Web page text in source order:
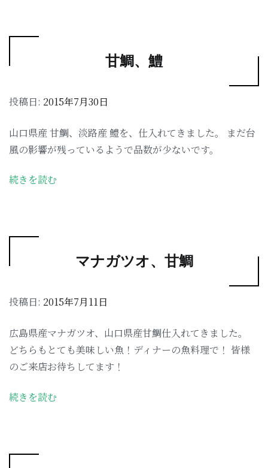
甘鯛、鱧
投稿日: 2015年7月30日
山口県産 甘鯛、淡路産 鱧を、仕入れてきました。 まだ台
風の影響が残っているようで品数が少ないです。
続きを読む
マナガツオ、甘鯛
投稿日: 2015年7月11日
広島県産マナガツオ、山口県産甘鯛仕入れてきました。
どちらもとても美味しい魚！ディナーの魚料理で！ 皆様
のご来店お待ちしてます！
続きを読む